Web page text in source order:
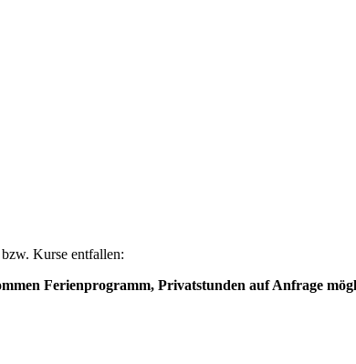
Kurse entfallen:
Ferienprogramm, Privatstunden auf Anfrage